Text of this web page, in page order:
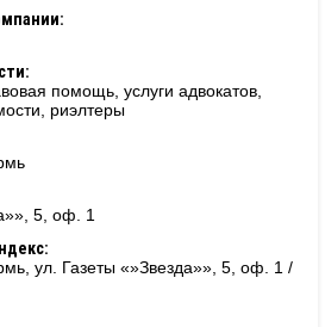
помощь, услуги адвокатов,
риэлтеры
5, оф. 1
ул. Газеты «»Звезда»», 5, оф. 1 /